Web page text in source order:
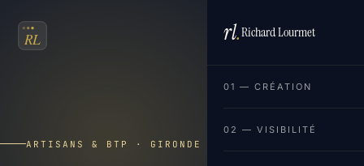
FR EN
rl.Richard Lourmet
01 — CRÉATION
02 — VISIBILITÉ
ARTISANS & BTP · GIRONDE